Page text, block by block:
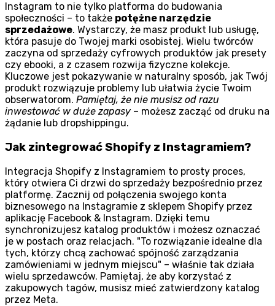
Instagram to nie tylko platforma do budowania
społeczności – to także potężne narzędzie
sprzedażowe. Wystarczy, że masz produkt lub usługę,
która pasuje do Twojej marki osobistej. Wielu twórców
zaczyna od sprzedaży cyfrowych produktów jak presety
czy ebooki, a z czasem rozwija fizyczne kolekcje.
Kluczowe jest pokazywanie w naturalny sposób, jak Twój
produkt rozwiązuje problemy lub ułatwia życie Twoim
obserwatorom. Pamiętaj, że nie musisz od razu
inwestować w duże zapasy – możesz zacząć od druku na
żądanie lub dropshippingu.
Jak zintegrować Shopify z Instagramiem?
Integracja Shopify z Instagramiem to prosty proces,
który otwiera Ci drzwi do sprzedaży bezpośrednio przez
platformę. Zacznij od połączenia swojego konta
biznesowego na Instagramie z sklepem Shopify przez
aplikację Facebook & Instagram. Dzięki temu
synchronizujesz katalog produktów i możesz oznaczać
je w postach oraz relacjach.
To rozwiązanie idealne dla
tych, którzy chcą zachować spójność zarządzania
zamówieniami w jednym miejscu
– właśnie tak działa
wielu sprzedawców. Pamiętaj, że aby korzystać z
zakupowych tagów, musisz mieć zatwierdzony katalog
przez Meta.